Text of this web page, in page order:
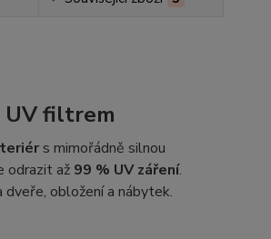
UV filtrem
s mimořádně silnou
odrazit až 99 % UV záření.
obložení a nábytek.